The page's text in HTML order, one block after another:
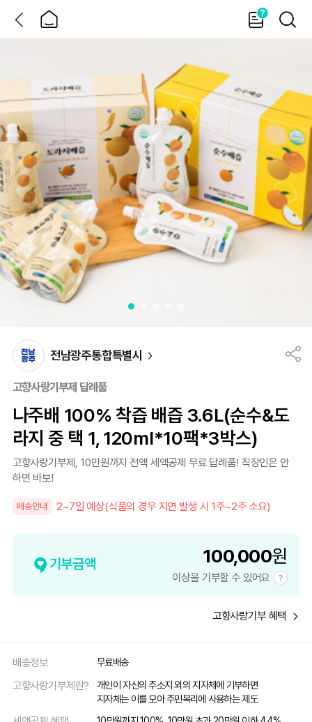
홈
가
이
검
색
전남광주통합특별시
고향사랑기부제 답례품
나주배 100% 착즙 배즙 3.6L(순수&도
라지 중 택 1, 120ml*10팩*3박스)
고향사랑기부제, 10만원까지 전액 세액공제 무료 답례품! 직장인은 안
하면 바보!
배송안내 2~7일 예상(식품의 경우 지연 발생 시 1주~2주 소요)
기부금액 100,000원
이상을 기부할 수 있어요
고향사랑기부 혜택
배송정보 무료배송
고향사랑기부제란?
개인이 자신의 주소지 외의 지자체에 기부하면
지자체는 이를 모아 주민복리에 사용하는 제도